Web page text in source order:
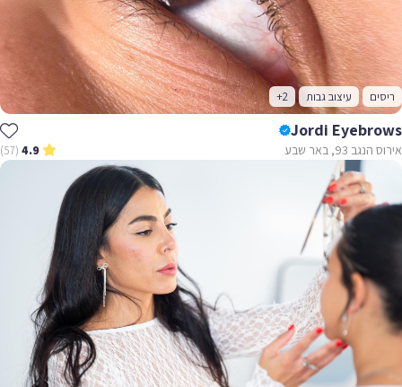
ריסים עיצוב גבות +2
Jordi Eyebrows
אירוס הנגב 93, באר שבע 4.9
(57)